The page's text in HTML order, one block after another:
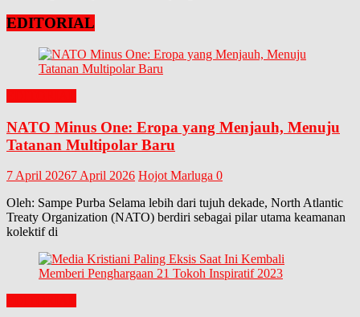
EDITORIAL
NATO Minus One: Eropa yang Menjauh, Menuju
Tatanan Multipolar Baru
7 April 20267 April 2026 Hojot Marluga 0
Oleh: Sampe Purba Selama lebih dari tujuh dekade, North Atlantic
Treaty Organization (NATO) berdiri sebagai pilar utama keamanan
kolektif di